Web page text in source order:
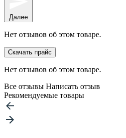
Далее
Нет отзывов об этом товаре.
Скачать прайс
Нет отзывов об этом товаре.
Все отзывы Написать отзыв
Рекомендуемые товары